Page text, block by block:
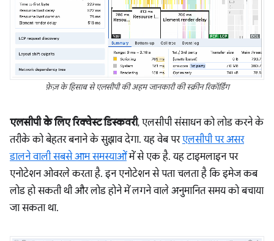
फ़ेज़ के हिसाब से एलसीपी की अहम जानकारी की स्क्रीन रिकॉर्डिंग
एलसीपी के लिए रिक्वेस्ट डिस्कवरी, एलसीपी संसाधन को लोड करने के
तरीके को बेहतर बनाने के सुझाव देगा. यह वेब परएलसीपी पर असर
डालने वाली सबसे आम समस्याओंमें से एक है. यह टाइमलाइन पर
एनोटेशन ओवरले करता है. इन एनोटेशन से पता चलता है कि इमेज कब
लोड हो सकती थी और लोड होने में लगने वाले अनुमानित समय को बचाया
जा सकता था.